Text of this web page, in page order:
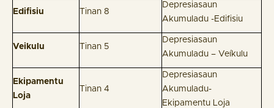
Edifisiu Tinan 8
Depresiasaun
Akumuladu -Edifisiu
Veikulu Tinan 5
Depresiasaun
Akumuladu – Veíkulu
Ekipamentu
Loja
Tinan 4
Depresiasaun
Akumuladu-
Ekipamentu Loja